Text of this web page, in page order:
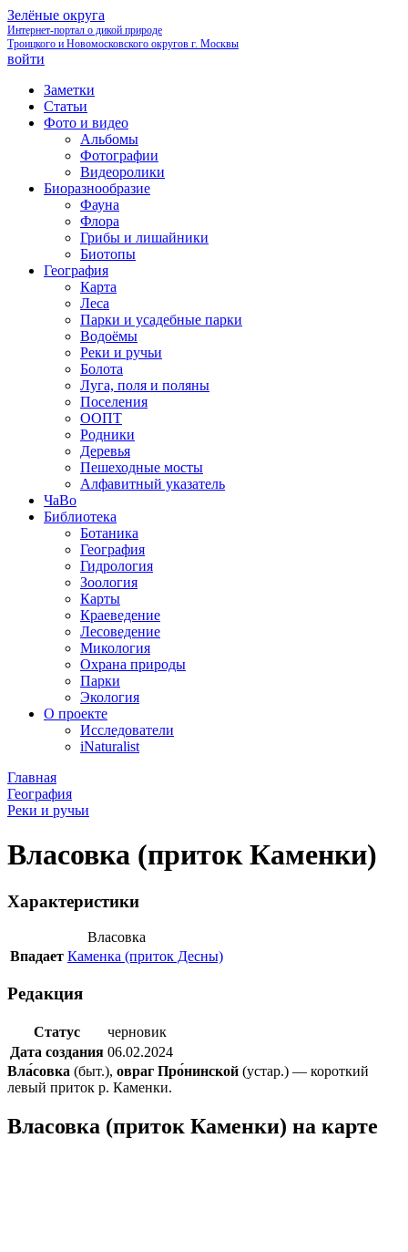
Зелёные округа
Интернет-портал о дикой природе
Троицкого и Новомосковского округов г. Москвы
войти
Заметки
Статьи
Фото и видео
Альбомы
Фотографии
Видеоролики
Биоразнообразие
Фауна
Флора
Грибы и лишайники
Биотопы
География
Карта
Леса
Парки и усадебные парки
Водоёмы
Реки и ручьи
Болота
Луга, поля и поляны
Поселения
ООПТ
Родники
Деревья
Пешеходные мосты
Алфавитный указатель
ЧаВо
Библиотека
Ботаника
География
Гидрология
Зоология
Карты
Краеведение
Лесоведение
Микология
Охрана природы
Парки
Экология
О проекте
Исследователи
iNaturalist
Главная
География
Реки и ручьи
Власовка (приток Каменки)
Характеристики
Власовка
Впадает Каменка (приток Десны)
Редакция
Статус
черновик
Дата создания 06.02.2024
Вла́совка (быт.), овраг Про́нинской (устар.) — короткий
левый приток р. Каменки.
Власовка (приток Каменки) на карте